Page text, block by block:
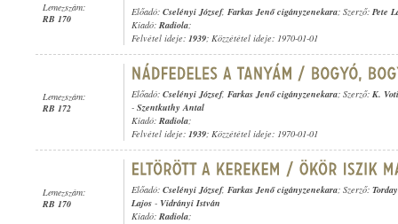
Lemezszám:
RB 170
Előadó: Cselényi József, Farkas Jenő cigányzenekara; Szerző: Pete
Kiadó: Radiola;
Felvétel ideje: 1939; Közzététel ideje: 1970-01-01
Lemezszám:
RB 172
Előadó: Cselényi József, Farkas Jenő cigányzenekara; Szerző: K.
- Szentkuthy Antal
Kiadó: Radiola;
Felvétel ideje: 1939; Közzététel ideje: 1970-01-01
Lemezszám:
RB 170
Előadó: Cselényi József, Farkas Jenő cigányzenekara; Szerző:
Lajos - Vidrányi István
Kiadó: Radiola;